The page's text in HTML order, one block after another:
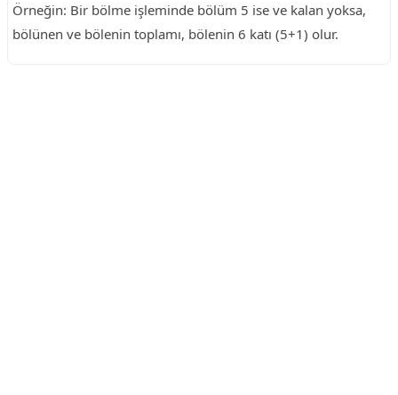
Örneğin: Bir bölme işleminde bölüm 5 ise ve kalan yoksa,
bölünen ve bölenin toplamı, bölenin 6 katı (5+1) olur.